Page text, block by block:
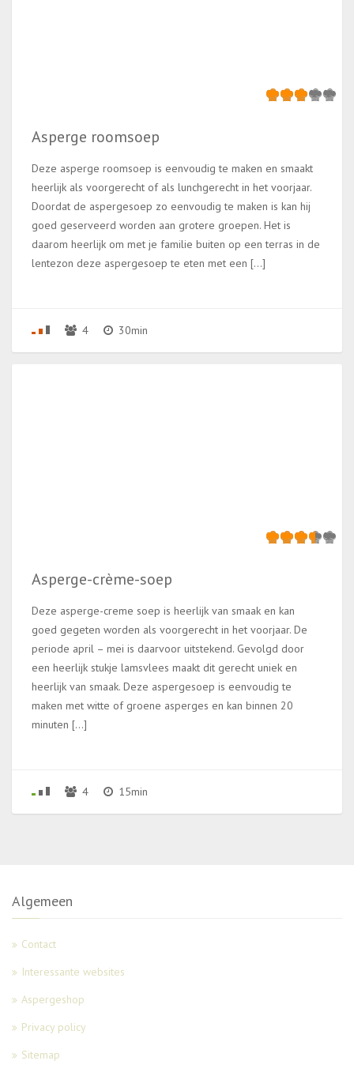
Asperge roomsoep
Deze asperge roomsoep is eenvoudig te maken en smaakt
heerlijk als voorgerecht of als lunchgerecht in het voorjaar.
Doordat de aspergesoep zo eenvoudig te maken is kan hij
goed geserveerd worden aan grotere groepen. Het is
daarom heerlijk om met je familie buiten op een terras in de
lentezon deze aspergesoep te eten met een […]
4 30min
Asperge-crème-soep
Deze asperge-creme soep is heerlijk van smaak en kan
goed gegeten worden als voorgerecht in het voorjaar. De
periode april – mei is daarvoor uitstekend. Gevolgd door
een heerlijk stukje lamsvlees maakt dit gerecht uniek en
heerlijk van smaak. Deze aspergesoep is eenvoudig te
maken met witte of groene asperges en kan binnen 20
minuten […]
4 15min
Algemeen
Contact
Interessante websites
Aspergeshop
Privacy policy
Sitemap